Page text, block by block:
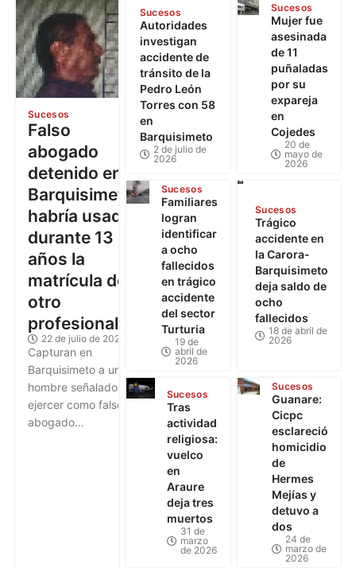
Sucesos
Falso
abogado
detenido en
Barquisimeto:
habría usado
durante 13
años la
matrícula de
otro
profesional
22 de julio de 2026
Capturan en
Barquisimeto a un
hombre señalado de
ejercer como falso
abogado…
Sucesos
Autoridades
investigan
accidente de
tránsito de la
Pedro León
Torres con 58
en
Barquisimeto
2 de julio de
2026
Sucesos
Mujer fue
asesinada
de 11
puñaladas
por su
expareja
en
Cojedes
20 de
mayo de
2026
Sucesos
Familiares
logran
identificar
a ocho
fallecidos
en trágico
accidente
del sector
Turturia
19 de
abril de
2026
Sucesos
Trágico
accidente en
la Carora-
Barquisimeto
deja saldo de
ocho
fallecidos
18 de abril de
2026
Sucesos
Tras
actividad
religiosa:
vuelco
en
Araure
deja tres
muertos
31 de
marzo
de 2026
Sucesos
Guanare:
Cicpc
esclareció
homicidio
de
Hermes
Mejías y
detuvo a
dos
24 de
marzo de
2026